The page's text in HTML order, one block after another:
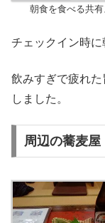
朝食を食べる共有
チェックイン時に
飲みすぎで疲れ
しました。
周辺の蕎麦屋